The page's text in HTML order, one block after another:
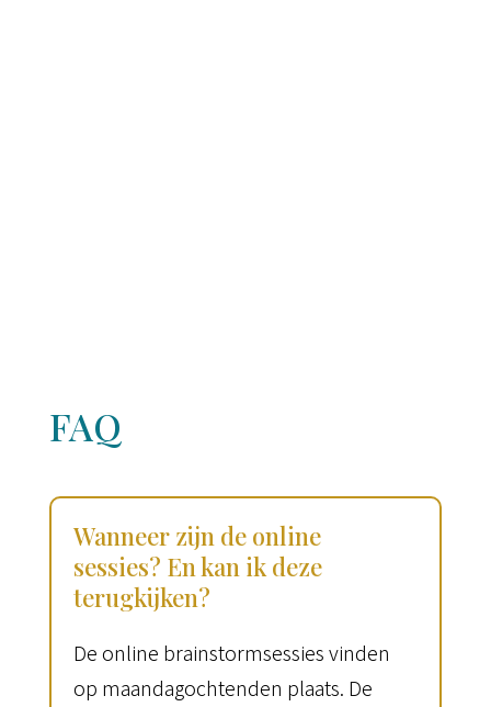
FAQ
Wanneer zijn de online
sessies? En kan ik deze
terugkijken?
De online brainstormsessies vinden
op maandagochtenden plaats. De